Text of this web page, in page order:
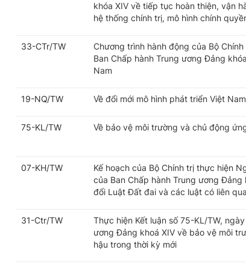
khóa XIV về tiếp tục hoàn thiện, vận
hệ thống chính trị, mô hình chính
33-CTr/TW
Chương trình hành động của Bộ
Ban Chấp hành Trung ương Đảng
Nam
19-NQ/TW Về đổi mới mô hình phát triển Việt Nam
75-KL/TW Về bảo vệ môi trường và chủ động
07-KH/TW
Kế hoạch của Bộ Chính trị thực hiện
của Ban Chấp hành Trung ương
đổi Luật Đất đai và các luật có liên
31-Ctr/TW
Thực hiện Kết luận số 75-KL/TW,
ương Đảng khoá XIV về bảo vệ môi
hậu trong thời kỳ mới